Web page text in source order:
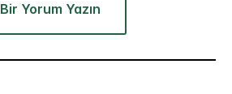
Bir Yorum Yazın